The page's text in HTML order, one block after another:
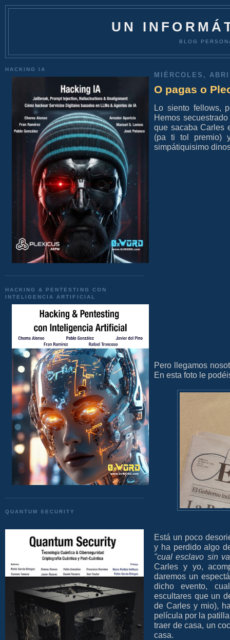
UN
BLOG
HACKING IA
HACKING & PENTESTING CON
INTELIGENCIA ARTIFICIAL
QUANTUM SECURITY
MIÉRCOLES,
O pagas o
Lo siento fellows,
Hemos
que sacaba Carles
(pa ti tol premio)
simpátiquisimo
Pero llegamos
En esta foto le
Está un poco
y ha perdido algo
"cual esclavo sin
Carles y yo,
daremos un
dicho evento,
escultares que un
de Carles y mio),
película por la
traer de casa, un
casa.